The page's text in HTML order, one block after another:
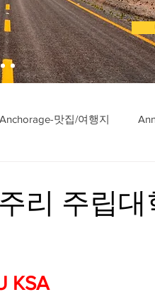
Anchorage-맛집/여행지
맛집/여행지
리 주립대
KSA